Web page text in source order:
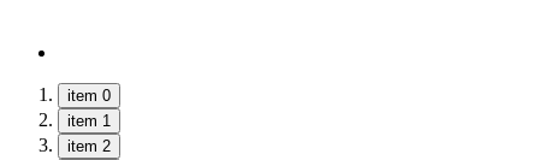
item 0
item 1
item 2